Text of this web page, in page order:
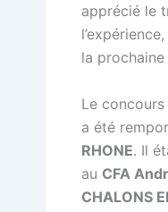
apprécié le
la
Le
a été
RHONE. Il
au CFA
CHALONS